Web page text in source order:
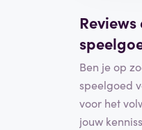
Ben je op
speelgoed
voor het
jouw